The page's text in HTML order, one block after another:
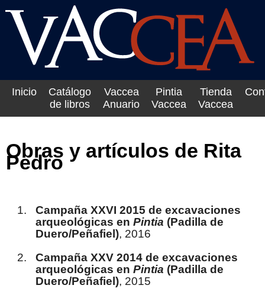
Inicio
Catálogo
de libros
Vaccea
Anuario
Pintia
Vaccea
Tienda
Vaccea
Obras y artículos de Rita
Pedro
Campaña XXVI 2015 de excavaciones
arqueológicas en Pintia (Padilla de
Duero/Peñafiel), 2016
Campaña XXV 2014 de excavaciones
arqueológicas en Pintia (Padilla de
Duero/Peñafiel), 2015